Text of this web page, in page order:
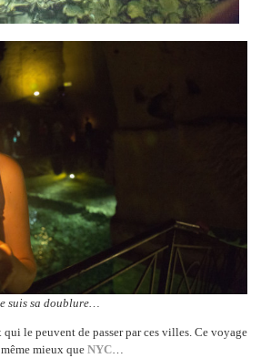
suis sa doublure…
le peuvent de passer par ces villes. Ce voyage
mieux que NYC…